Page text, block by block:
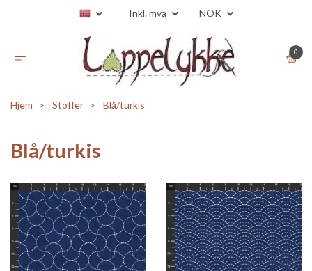
Inkl. mva NOK
0
Hjem Stoffer Blå/turkis
Blå/turkis